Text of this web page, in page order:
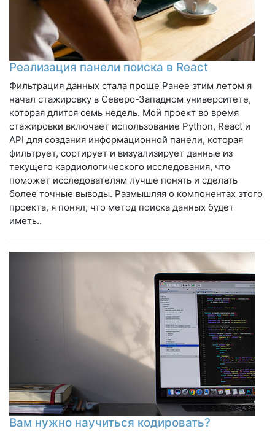
Реализация панели поиска в React
Фильтрация данных стала проще Ранее этим летом я
начал стажировку в Северо-Западном университете,
которая длится семь недель. Мой проект во время
стажировки включает использование Python, React и
API для создания информационной панели, которая
фильтрует, сортирует и визуализирует данные из
текущего кардиологического исследования, что
поможет исследователям лучше понять и сделать
более точные выводы. Размышляя о компонентах этого
проекта, я понял, что метод поиска данных будет
иметь..
Вам нужно научиться кодировать?